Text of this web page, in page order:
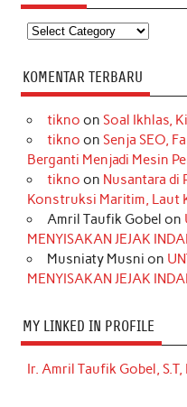
Kategori
KOMENTAR TERBARU
tikno on Soal Ikhlas,
tikno on Senja SEO,
Berganti Menjadi Mesin
tikno on Nusantara di
Konstruksi Maritim, Laut
Amril Taufik Gobel on
MENYISAKAN JEJAK
Musniaty Musni on
MENYISAKAN JEJAK
MY LINKED IN PROFILE
Ir. Amril Taufik Gobel, S.T,